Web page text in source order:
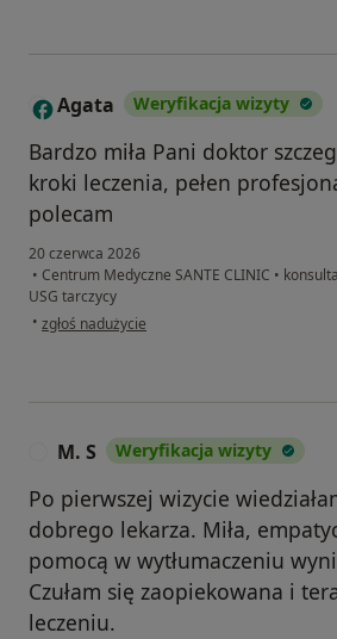
A Agata Weryfikacja wizyty
Bardzo miła Pani doktor
kroki leczenia, pełen
polecam
20 czerwca 2026
• Centrum Medyczne SANTE CLINIC •
USG tarczycy
• w opinii użytkownika Agata
zgłoś nadużycie
M. S Weryfikacja wizyty
Po pierwszej wizycie
dobrego lekarza. Miła,
pomocą w wytłumaczeniu
Czułam się zaopiekowana i
leczeniu.